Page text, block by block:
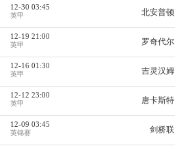
12-30 03:45
英甲 北安普顿
12-19 21:00
英甲 罗奇代尔
12-16 01:30
英甲 吉灵汉姆
12-12 23:00
英甲 唐卡斯特
12-09 03:45
英锦赛 剑桥联